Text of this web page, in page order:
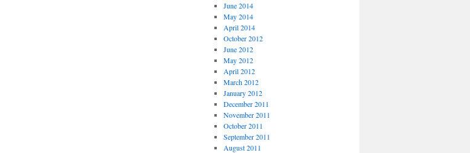
June 2014
May 2014
April 2014
October 2012
June 2012
May 2012
April 2012
March 2012
January 2012
December 2011
November 2011
October 2011
September 2011
August 2011